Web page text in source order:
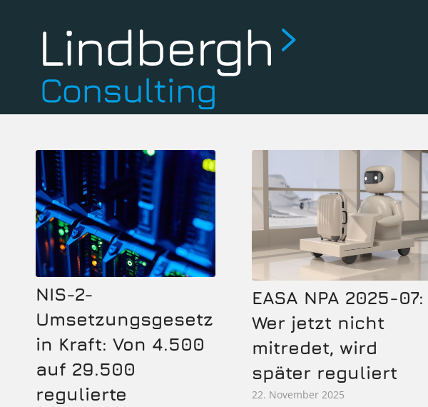
NIS-2-
Umsetzungsgesetz
in Kraft: Von 4.500
auf 29.500
regulierte
EASA NPA 2025-07:
Wer jetzt nicht
mitredet, wird
später reguliert
22. November 2025